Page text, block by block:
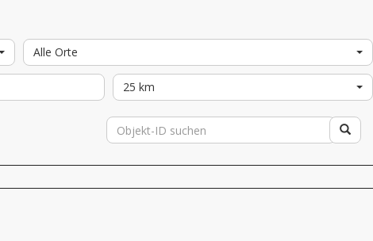
Alle Orte
25 km